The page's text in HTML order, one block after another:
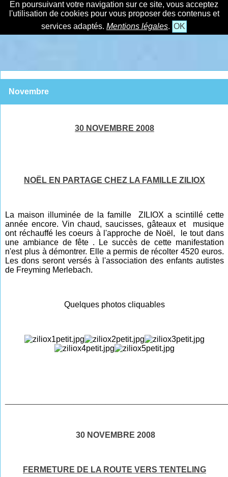
En poursuivant votre navigation sur ce site, vous acceptez
l'utilisation de cookies pour vous proposer des contenus et
services adaptés. Mentions légales. OK
Novembre
30 NOVEMBRE 2008
NOËL EN PARTAGE CHEZ LA FAMILLE ZILIOX
La maison illuminée de la famille ZILIOX a scintillé cette
année encore. Vin chaud, saucisses, gâteaux et musique
ont réchauffé les coeurs à l'approche de Noël, le tout dans
une ambiance de fête . Le succès de cette manifestation
n'est plus à démontrer. Elle a permis de récolter 4520 euros.
Les dons seront versés à l'association des enfants autistes
de Freyming Merlebach.
Quelques photos cliquables
30 NOVEMBRE 2008
FERMETURE DE LA ROUTE VERS TENTELING